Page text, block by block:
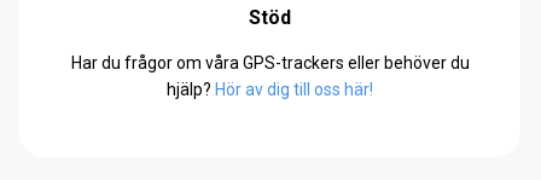
Stöd
Har du frågor om våra GPS-trackers eller behöver du
hjälp? Hör av dig till oss här!